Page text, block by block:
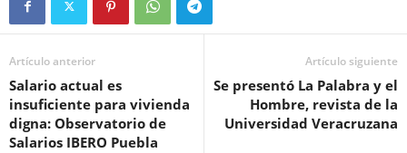
Artículo anterior
Salario actual es
insuficiente para vivienda
digna: Observatorio de
Salarios IBERO Puebla
Artículo siguiente
Se presentó La Palabra y el
Hombre, revista de la
Universidad Veracruzana